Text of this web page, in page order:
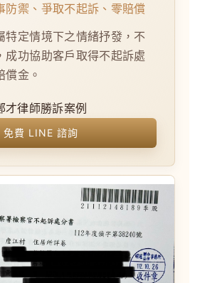
防禦、爭取不起訴、零賠償
特定情境下之情緒抒發，不
成功協助客戶取得不起訴處
償金。
才律師勝訴案例
免費 LINE 諮詢